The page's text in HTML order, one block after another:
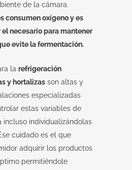
de la cámara.
consumen oxígeno y es
necesario para mantener
evite la fermentación.
la refrigeración
y hortalizas son altas y
especializadas
estas variables de
incluso individualizándolas
cuidado es el que
adquirir los productos
permitiéndole